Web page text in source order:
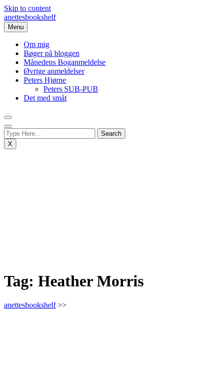
Skip to content
anettesbookshelf
Menu
Om mig
Bøger på bloggen
Månedens Boganmeldelse
Øvrige anmeldelser
Peters Hjørne
Peters SUB-PUB
Det med småt
X
Tag: Heather Morris
anettesbookshelf>>